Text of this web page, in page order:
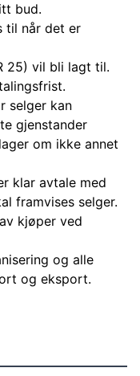
bud.
til når det er
25) vil bli lagt til.
selger kan
gjenstander
om ikke annet
klar avtale med
framvises selger.
kjøper ved
og alle
og eksport.